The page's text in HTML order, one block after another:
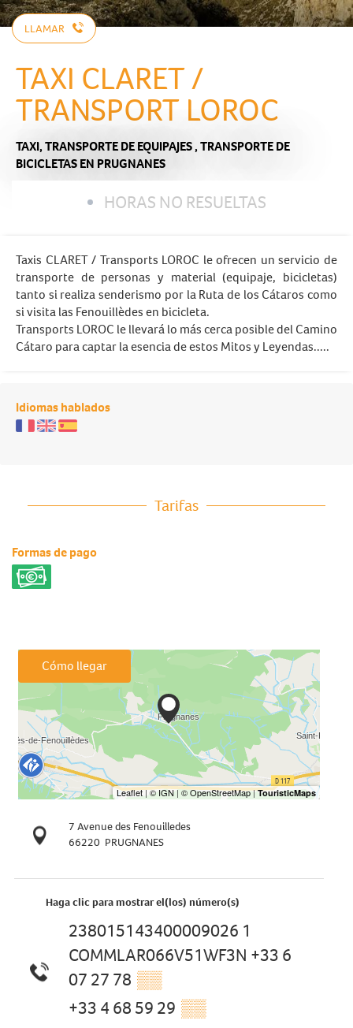
LLAMAR
TAXI CLARET /
TRANSPORT LOROC
TAXI,TRANSPORTE DE EQUIPAJES ,TRANSPORTE DE
BICICLETASEN PRUGNANES
HORAS NO RESUELTAS
Taxis CLARET / Transports LOROC le ofrecen un servicio de
transporte de personas y material (equipaje, bicicletas)
tanto si realiza senderismo por la Ruta de los Cátaros como
si visita las Fenouillèdes en bicicleta.
Transports LOROC le llevará lo más cerca posible del Camino
Cátaro para captar la esencia de estos Mitos y Leyendas.....
Idiomas hablados
Tarifas
Formas de pago
Cómo llegar
7 Avenue des Fenouilledes
66220 PRUGNANES
Haga clic para mostrar el(los) número(s)
238015143400009026 1
COMMLAR066V51WF3N +33 6
07 27 78 ▒▒
+33 4 68 59 29 ▒▒